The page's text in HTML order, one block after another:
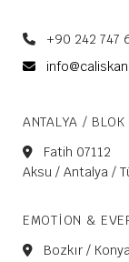
+90 242 747
ANTALYA / BLOK
Fatih 07112
Aksu / Antalya /
EMOTION &
Bozkır /